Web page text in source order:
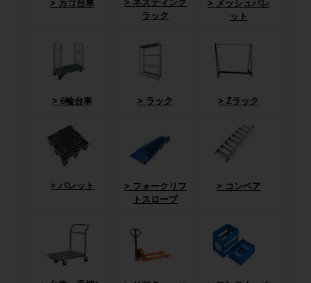
カゴ台車
ネスティング
ラック
メッシュパレ
ット
6輪台車 ラック Zラック
パレット
フォークリフ
トスロープ
コンベア